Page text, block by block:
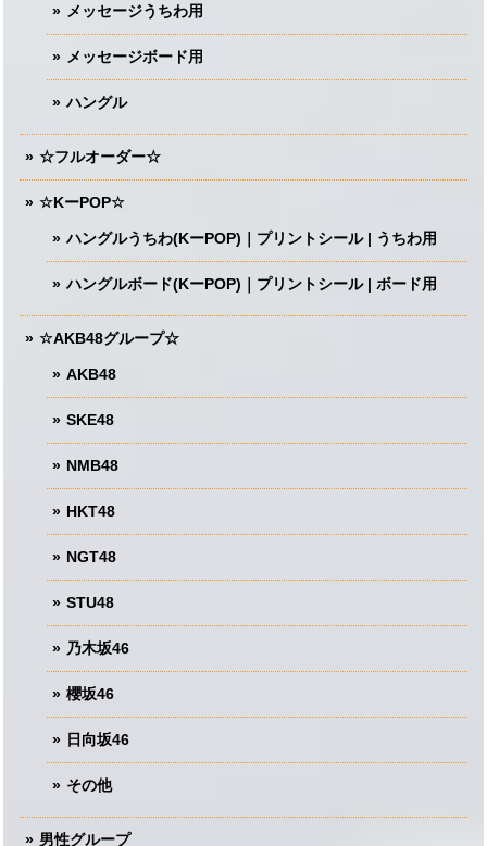
メッセージうちわ用
メッセージボード用
ハングル
☆フルオーダー☆
☆KーPOP☆
ハングルうちわ(KーPOP)｜プリントシール | うちわ用
ハングルボード(KーPOP)｜プリントシール | ボード用
☆AKB48グループ☆
AKB48
SKE48
NMB48
HKT48
NGT48
STU48
乃木坂46
櫻坂46
日向坂46
その他
男性グループ